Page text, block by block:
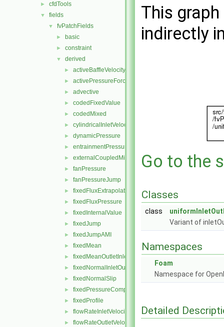
► cfdTools
▼ fields
▼ fvPatchFields
► basic
► constraint
▼ derived
► activeBaffleVelocity
► activePressureForceBaffleVelocity
► advective
► codedFixedValue
► codedMixed
► cylindricalInletVelocity
► dynamicPressure
► entrainmentPressure
► externalCoupledMixed
► fanPressure
► fanPressureJump
► fixedFluxExtrapolatedPressure
► fixedFluxPressure
► fixedInternalValue
► fixedJump
► fixedJumpAMI
► fixedMean
► fixedMeanOutletInlet
► fixedNormalInletOutletVelocity
► fixedNormalSlip
► fixedPressureCompressibleDensity
► fixedProfile
► flowRateInletVelocity
► flowRateOutletVelocity
This
indirectly
Go to the
Classes
class
Variant of
Namespaces
Foam
Namespace for
Detailed